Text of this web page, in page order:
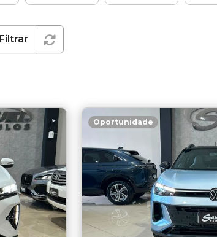
Filtrar
Oportunidade